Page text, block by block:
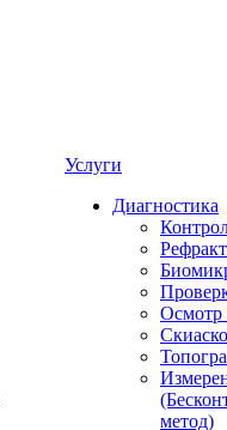
Услуги
Диагностика
Осмотр
метод)